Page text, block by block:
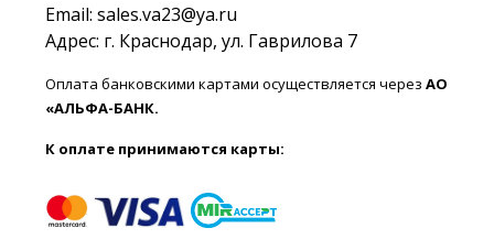
Email: sales.va23@ya.ru
Адрес: г. Краснодар, ул. Гаврилова 7
Оплата банковскими картами осуществляется черезАО
«АЛЬФА-БАНК.
К оплате принимаются карты: